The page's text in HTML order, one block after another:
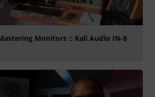
Monitors :: Kali Audio IN-8